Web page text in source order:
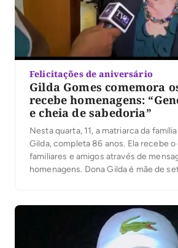
Felicitações de aniversário
Gilda Gomes comemora
recebe homenagens:
e cheia de sabedoria”
Nesta quarta, 11, a matriarca da
Gilda, completa 86 anos. Ela recebe
familiares e amigos através de
homenagens. Dona Gilda é mãe de
Gomes) e viúva do saudoso José […]